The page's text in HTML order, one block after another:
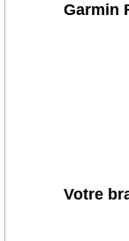
Garmin
Votre